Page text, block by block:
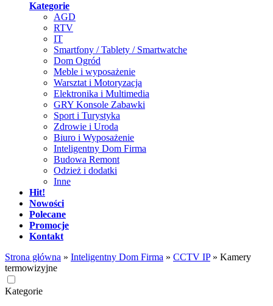
Kategorie
AGD
RTV
IT
Smartfony / Tablety / Smartwatche
Dom Ogród
Meble i wyposażenie
Warsztat i Motoryzacja
Elektronika i Multimedia
GRY Konsole Zabawki
Sport i Turystyka
Zdrowie i Uroda
Biuro i Wyposażenie
Inteligentny Dom Firma
Budowa Remont
Odzież i dodatki
Inne
Hit!
Nowości
Polecane
Promocje
Kontakt
Strona główna » Inteligentny Dom Firma » CCTV IP» Kamery
termowizyjne
Kategorie